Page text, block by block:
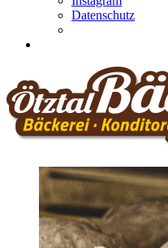
Datenschutz